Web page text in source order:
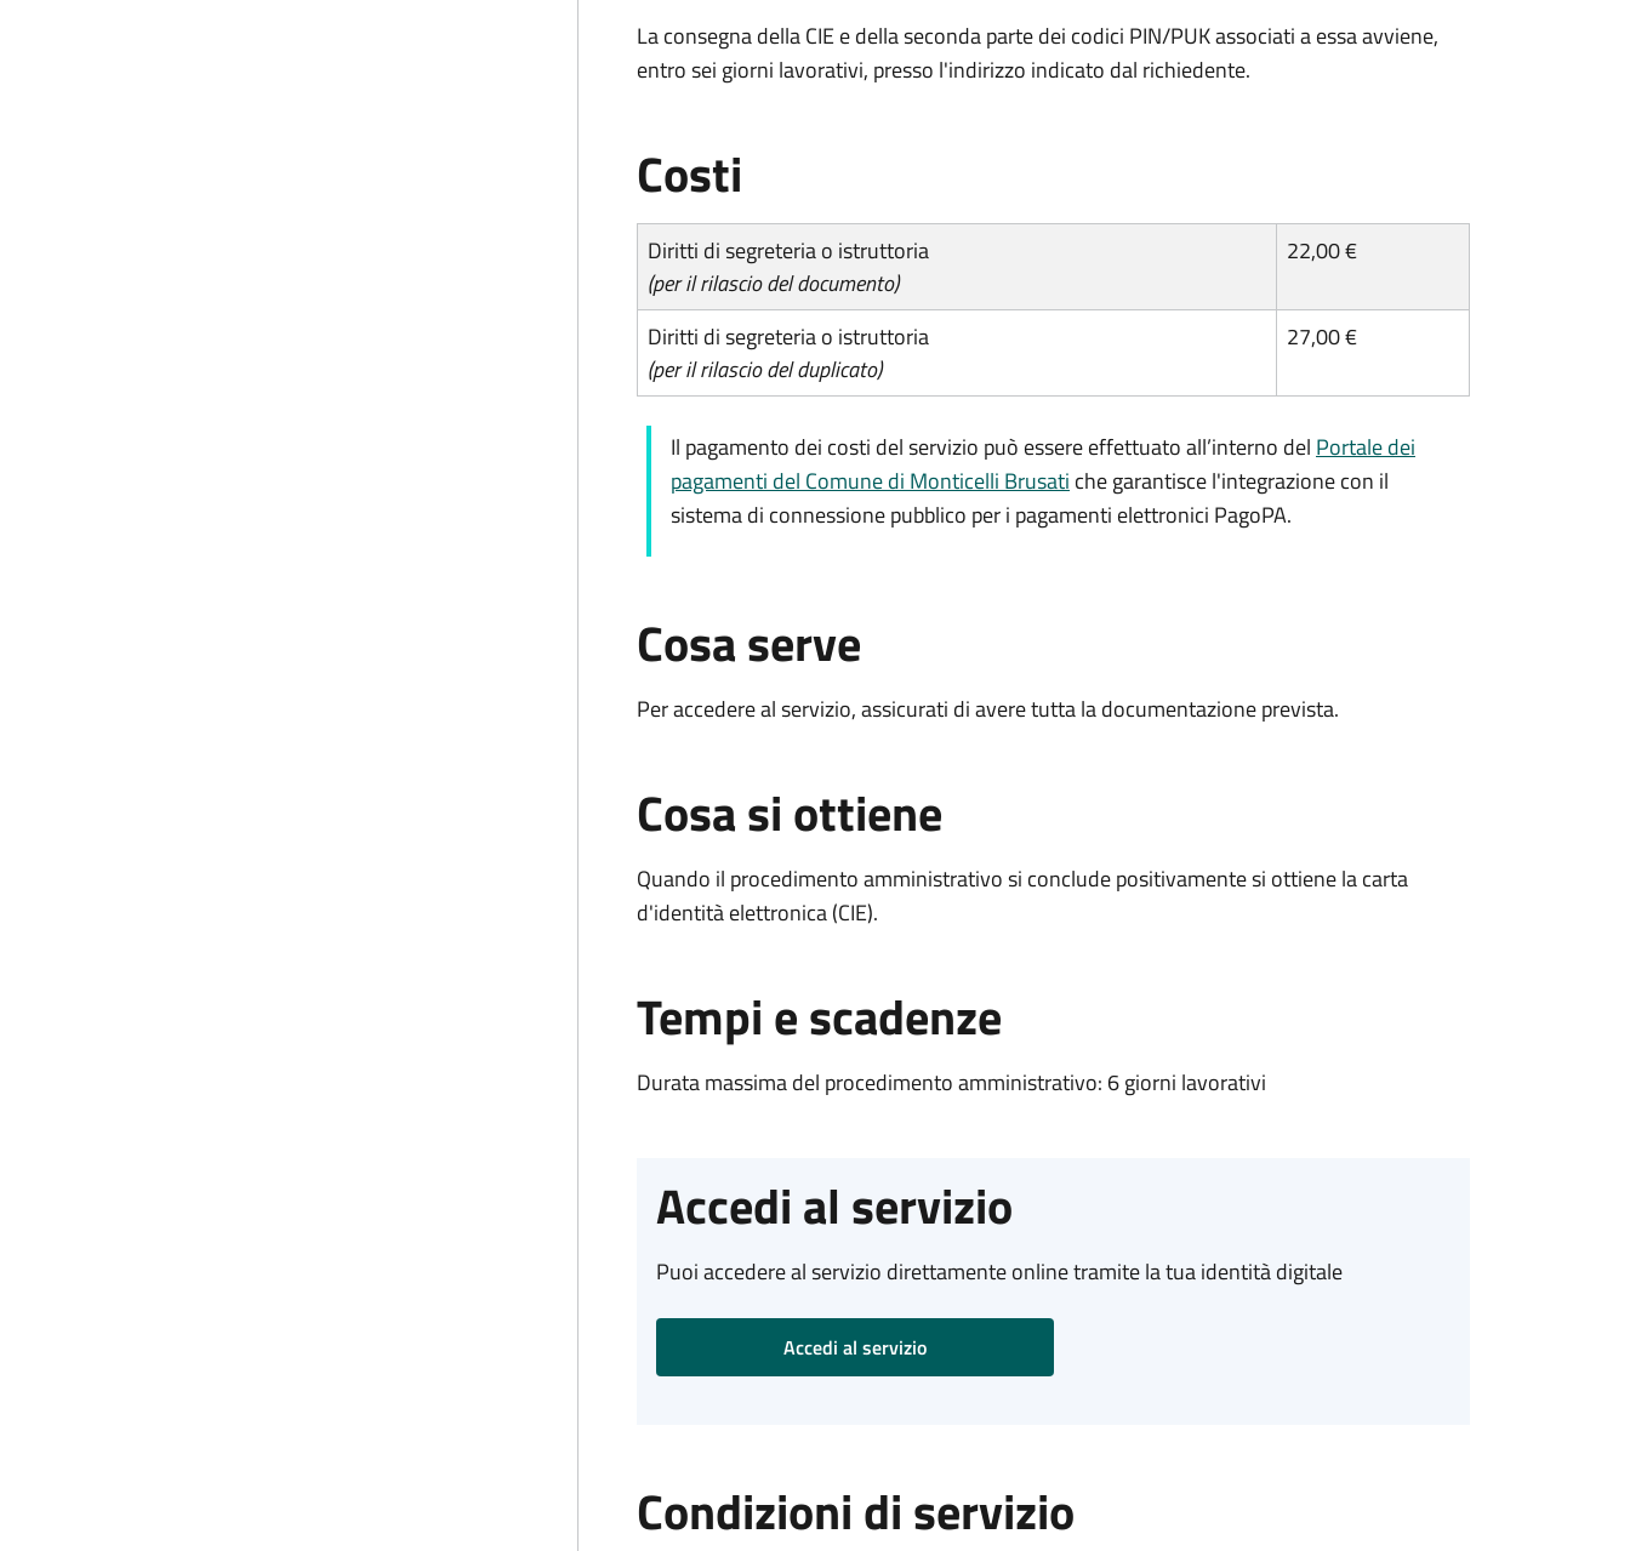
La consegna della CIE e della seconda parte dei codici PIN/PUK associati a essa avviene,
entro sei giorni lavorativi, presso l'indirizzo indicato dal richiedente.
Costi
Diritti di segreteria o istruttoria
(per il rilascio del documento)
22,00 €
Diritti di segreteria o istruttoria
(per il rilascio del duplicato)
27,00 €
Il pagamento dei costi del servizio può essere effettuato all’interno del Portale dei
pagamenti del Comune di Monticelli Brusati che garantisce l'integrazione con il
sistema di connessione pubblico per i pagamenti elettronici PagoPA.
Cosa serve
Per accedere al servizio, assicurati di avere tutta la documentazione prevista.
Cosa si ottiene
Quando il procedimento amministrativo si conclude positivamente si ottiene la carta
d'identità elettronica (CIE).
Tempi e scadenze
Durata massima del procedimento amministrativo: 6 giorni lavorativi
Accedi al servizio
Puoi accedere al servizio direttamente online tramite la tua identità digitale
Accedi al servizio
Condizioni di servizio